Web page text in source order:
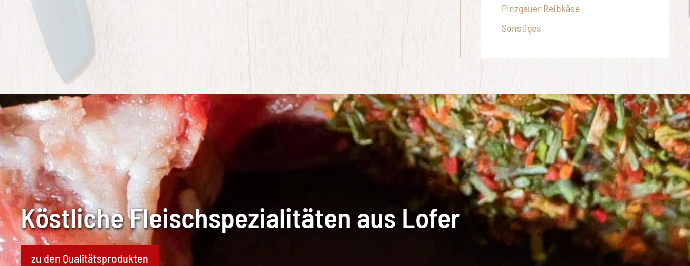
Pinzgauer Reibkäse
Sonstiges
Köstliche Fleischspezialitäten aus Lofer
zu den Qualitätsprodukten